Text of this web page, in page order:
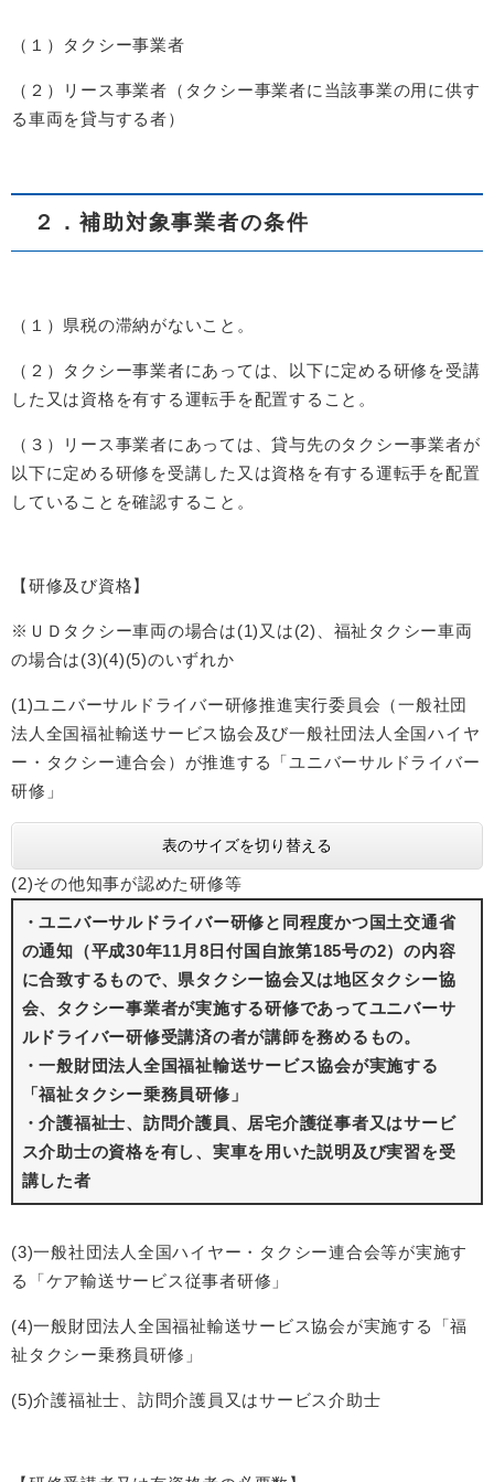
（１）タクシー事業者
（２）リース事業者（タクシー事業者に当該事業の用に供す
る車両を貸与する者）
２．補助対象事業者の条件
（１）県税の滞納がないこと。
（２）タクシー事業者にあっては、以下に定める研修を受講
した又は資格を有する運転手を配置すること。
（３）リース事業者にあっては、貸与先のタクシー事業者が
以下に定める研修を受講した又は資格を有する運転手を配置
していることを確認すること。
【研修及び資格】
※ＵＤタクシー車両の場合は(1)又は(2)、福祉タクシー車両
の場合は(3)(4)(5)のいずれか
(1)ユニバーサルドライバー研修推進実行委員会（一般社団
法人全国福祉輸送サービス協会及び一般社団法人全国ハイヤ
ー・タクシー連合会）が推進する「ユニバーサルドライバー
研修」
表のサイズを切り替える
(2)その他知事が認めた研修等
・ユニバーサルドライバー研修と同程度かつ国土交通省
の通知（平成30年11月8日付国自旅第185号の2）の内容
に合致するもので、県タクシー協会又は地区タクシー協
会、タクシー事業者が実施する研修であってユニバーサ
ルドライバー研修受講済の者が講師を務めるもの。
​・一般財団法人全国福祉輸送サービス協会が実施する
「福祉タクシー乗務員研修」
​・介護福祉士、訪問介護員、居宅介護従事者又はサービ
ス介助士の資格を有し、実車を用いた説明及び実習を受
講した者
(3)一般社団法人全国ハイヤー・タクシー連合会等が実施す
る「ケア輸送サービス従事者研修」
(4)一般財団法人全国福祉輸送サービス協会が実施する「福
祉タクシー乗務員研修」
(5)介護福祉士、訪問介護員又はサービス介助士